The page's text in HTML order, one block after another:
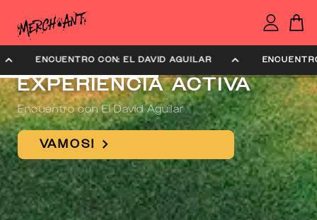
ENCUENTRO CON: EL DAVID AGUILAR
EXPERIENCIA ACTIVA
Encuentro con El David Aguilar
VAMOS!